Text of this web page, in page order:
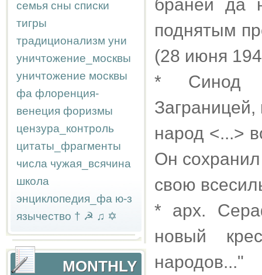
семья сны списки
тигры
традиционализм уни
уничтожение_москвы
уничтожение москвы
фа флоренция-
венеция форизмы
цензура_контроль
цитаты_фрагменты
числа чужая_всячина
школа
энциклопедия_фа ю-з
язычество † ☭ ♫ ✡
MONTHLY
браней да
поднятым
(28 июня
* Синод
народ <...>
Он
свою
* арх.
новый
народов..."